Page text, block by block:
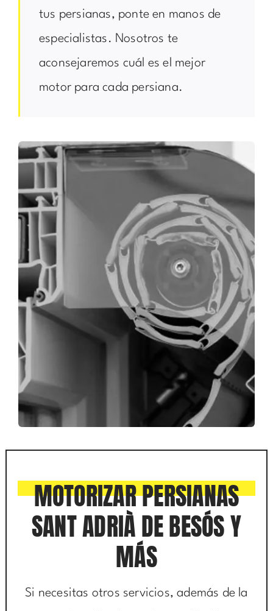
tus persianas, ponte en manos de
especialistas. Nosotros te
aconsejaremos cuál es el mejor
motor para cada persiana.
MOTORIZAR PERSIANAS
SANT ADRIÀ DE BESÓS Y
MÁS
Si necesitas otros servicios, además de la